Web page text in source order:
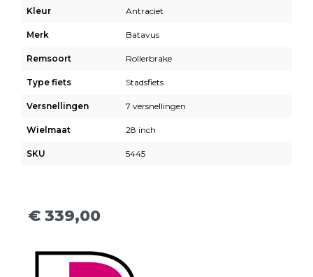
Kleur Antraciet
Merk Batavus
Remsoort Rollerbrake
Type fiets Stadsfiets
Versnellingen 7 versnellingen
Wielmaat 28 inch
SKU 5445
€ 339,00